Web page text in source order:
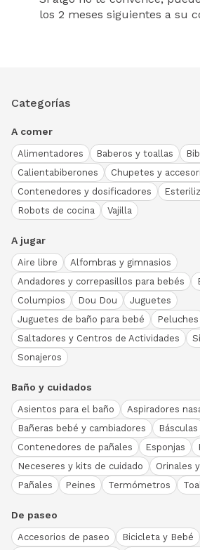
los 2 meses siguientes a su
Categorías
A comer
Alimentadores Baberos y toallas
Calientabiberones
Chupetes y
Contenedores y dosificadores
Robots de cocina
Vajilla
A jugar
Aire libre
Alfombras y gimnasios
Andadores y correpasillos para bebés
Columpios
Dou Dou
Juguetes
Juguetes de baño para bebé
Peluches
Saltadores y Centros de Actividades
Sonajeros
Baño y cuidados
Asientos para el baño
Aspiradores
Bañeras bebé y cambiadores
Básculas
Contenedores de pañales
Esponjas
Neceseres y kits de cuidado
Orinales
Pañales
Peines Termómetros
De paseo
Accesorios de paseo
Bicicleta y Bebé